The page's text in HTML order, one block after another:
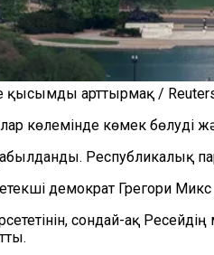
қысымды арттырмақ /
көлемінде көмек бөлуді
Республикалық
демократ Грегори
сондай-ақ